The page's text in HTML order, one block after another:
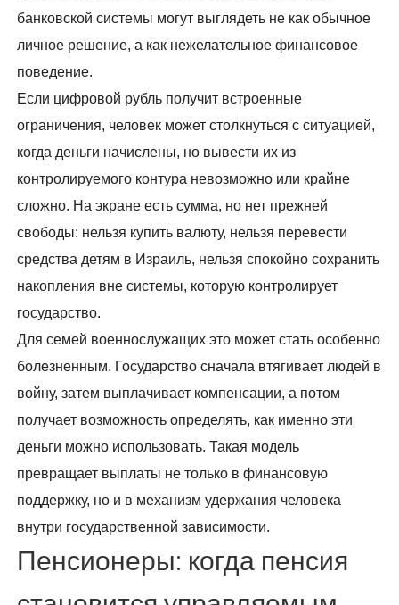
банковской системы могут выглядеть не как обычное
личное решение, а как нежелательное финансовое
поведение.
Если цифровой рубль получит встроенные
ограничения, человек может столкнуться с ситуацией,
когда деньги начислены, но вывести их из
контролируемого контура невозможно или крайне
сложно. На экране есть сумма, но нет прежней
свободы: нельзя купить валюту, нельзя перевести
средства детям в Израиль, нельзя спокойно сохранить
накопления вне системы, которую контролирует
государство.
Для семей военнослужащих это может стать особенно
болезненным. Государство сначала втягивает людей в
войну, затем выплачивает компенсации, а потом
получает возможность определять, как именно эти
деньги можно использовать. Такая модель
превращает выплаты не только в финансовую
поддержку, но и в механизм удержания человека
внутри государственной зависимости.
Пенсионеры: когда пенсия